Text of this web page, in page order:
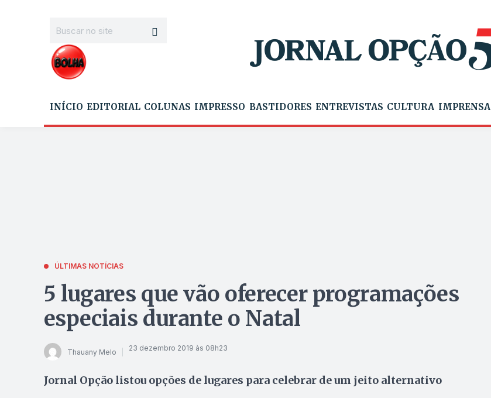
INÍCIO EDITORIAL COLUNAS IMPRESSO BASTIDORES ENTREVISTAS CULTURA IMPRENSA
ÚLTIMAS NOTÍCIAS
5 lugares que vão oferecer programações
especiais durante o Natal
Thauany Melo 23 dezembro 2019 às 08h23
Jornal Opção listou opções de lugares para celebrar de um jeito alternativo